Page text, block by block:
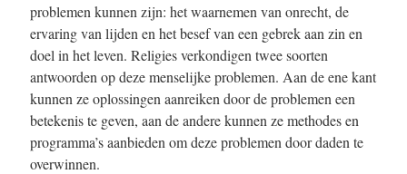
problemen kunnen zijn: het waarnemen van onrecht, de
ervaring van lijden en het besef van een gebrek aan zin en
doel in het leven. Religies verkondigen twee soorten
antwoorden op deze menselijke problemen. Aan de ene kant
kunnen ze oplossingen aanreiken door de problemen een
betekenis te geven, aan de andere kunnen ze methodes en
programma’s aanbieden om deze problemen door daden te
overwinnen.